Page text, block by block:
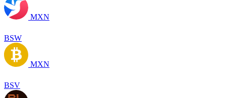
MXN
BSW
MXN
BSV